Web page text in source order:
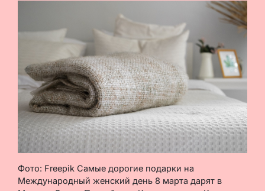
Фото: Freepik Самые дорогие подарки на
Международный женский день 8 марта дарят в